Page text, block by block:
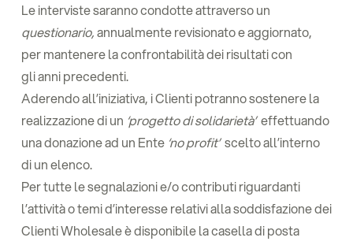
Le interviste saranno condotte attraverso un
questionario,annualmente revisionato e aggiornato,
per mantenere la confrontabilità dei risultati con
gli anni precedenti.
Aderendo all’iniziativa, i Clienti potranno sostenere la
realizzazione di un ‘progetto di solidarietà’effettuando
una donazione ad un Ente ‘no profit’scelto all’interno
di un elenco.
Per tutte le segnalazioni e/o contributi riguardanti
l’attività o temi d’interesse relativi alla soddisfazione dei
Clienti Wholesale è disponibile la casella di posta